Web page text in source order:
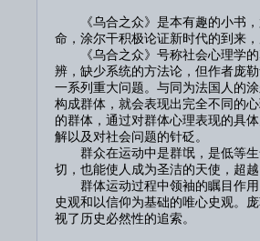
《乌合之众》是本有趣的小书，
命，涂尔干积极论证新时代的到来
《乌合之众》号称社会心理学的
辨，缺少系统的方法论，但作者庞
一系列重大问题。与同为法国人的
构成群体，就会表现出完全不同的
的群体，通过对群体心理表现的具
解以及对社会问题的针砭。
群众在运动中是群氓，是低等生
切，也能使人成为圣洁的天使，超
群体运动过程中领袖的瞩目作用
史观和以信仰为基础的唯心史观。
视了历史必然性的追索。